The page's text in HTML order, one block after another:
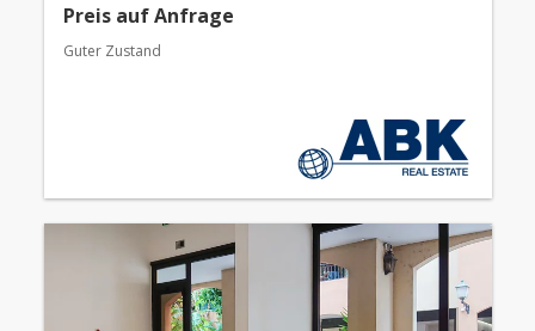
Preis auf Anfrage
Guter Zustand